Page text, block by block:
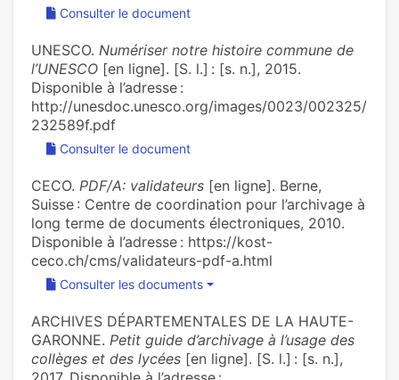
Consulter le document
UNESCO. Numériser notre histoire commune de
l’UNESCO [en ligne]. [S. l.] : [s. n.], 2015.
Disponible à l’adresse :
http://unesdoc.unesco.org/images/0023/002325/
232589f.pdf
Consulter le document
CECO. PDF/A: validateurs [en ligne]. Berne,
Suisse : Centre de coordination pour l’archivage à
long terme de documents électroniques, 2010.
Disponible à l’adresse : https://kost-
ceco.ch/cms/validateurs-pdf-a.html
Consulter les documents
ARCHIVES DÉPARTEMENTALES DE LA HAUTE-
GARONNE. Petit guide d’archivage à l’usage des
collèges et des lycées [en ligne]. [S. l.] : [s. n.],